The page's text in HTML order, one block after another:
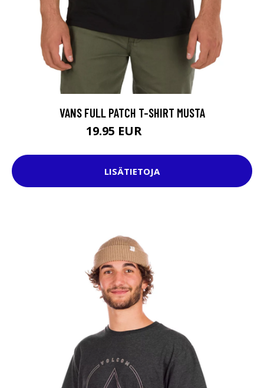
VANS FULL PATCH T-SHIRT MUSTA
19.95 EUR
LISÄTIETOJA